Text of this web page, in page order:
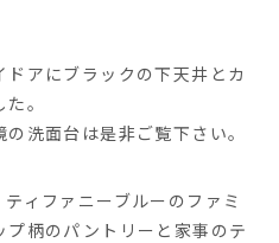
アにブラックの下天井とカ
。
洗面台は是非ご覧下さい。
ィファニーブルーのファミ
プ柄のパントリーと家事のテ